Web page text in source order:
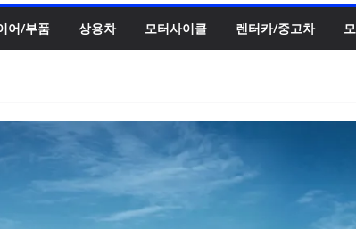
어/부품 상용차 모터사이클 렌터카/중고차